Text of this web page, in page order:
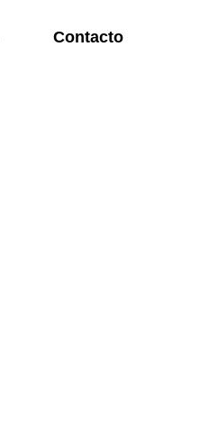
Contacto